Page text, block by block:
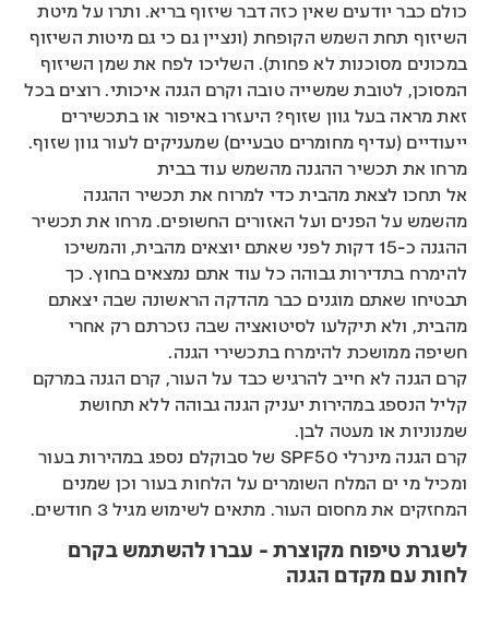
כולם כבר יודעים שאין כזה דבר שיזוף בריא. ותרו על מיטת
השיזוף תחת השמש הקופחת (ונציין גם כי גם מיטות השיזוף
במכונים מסוכנות לא פחות). השליכו לפח את שמן השיזוף
המסוכן, לטובת שמשייה טובה וקרם הגנה איכותי. רוצים בכל
זאת מראה בעל גוון שזוף? היעזרו באיפור או בתכשירים
ייעודיים (עדיף מחומרים טבעיים) שמעניקים לעור גוון שזוף.
מרחו את תכשיר ההגנה מהשמש עוד בבית
אל תחכו לצאת מהבית כדי למרוח את תכשיר ההגנה
מהשמש על הפנים ועל האזורים החשופים. מרחו את תכשיר
ההגנה כ-15 דקות לפני שאתם יוצאים מהבית, והמשיכו
להימרח בתדירות גבוהה כל עוד אתם נמצאים בחוץ. כך
תבטיחו שאתם מוגנים כבר מהדקה הראשונה שבה יצאתם
מהבית, ולא תיקלעו לסיטואציה שבה נזכרתם רק אחרי
חשיפה ממושכת להימרח בתכשירי הגנה.
קרם הגנה לא חייב להרגיש כבד על העור, קרם הגנה במרקם
קליל הנספג במהירות יעניק הגנה גבוהה ללא תחושת
שמנוניות או מעטה לבן.
קרם הגנה מינרלי SPF50 של סבוקלם נספג במהירות בעור
ומכיל מי ים המלח השומרים על הלחות בעור וכן שמנים
המחזקים את מחסום העור. מתאים לשימוש מגיל 3 חודשים.
לשגרת טיפוח מקוצרת - עברו להשתמש בקרם
לחות עם מקדם הגנה